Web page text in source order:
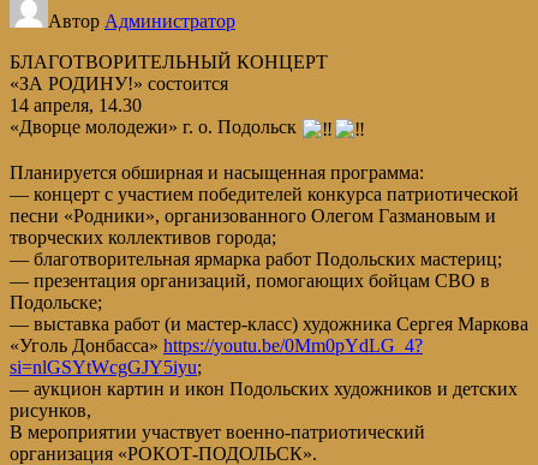
Автор Администратор
БЛАГОТВОРИТЕЛЬНЫЙ КОНЦЕРТ
«ЗА РОДИНУ!» состоится
14 апреля, 14.30
«Дворце молодежи» г. о. Подольск
Планируется обширная и насыщенная программа:
— концерт с участием победителей конкурса патриотической
песни «Родники», организованного Олегом Газмановым и
творческих коллективов города;
— благотворительная ярмарка работ Подольских мастериц;
— презентация организаций, помогающих бойцам СВО в
Подольске;
— выставка работ (и мастер-класс) художника Сергея Маркова
«Уголь Донбасса» https://youtu.be/0Mm0pYdLG_4?
si=nlGSYtWcgGJY5iyu;
— аукцион картин и икон Подольских художников и детских
рисунков,
В мероприятии участвует военно-патриотический
организация «РОКОТ-ПОДОЛЬСК».